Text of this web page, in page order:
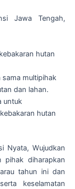
Jawa Tengah,
hutan
multipihak
dan lahan.
untuk
hutan
Nyata, Wujudkan
pihak diharapkan
tahun ini dan
keselamatan